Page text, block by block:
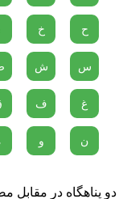
ح خ
س ش
غ ف
ن و
دو پناهگاه در مقابل